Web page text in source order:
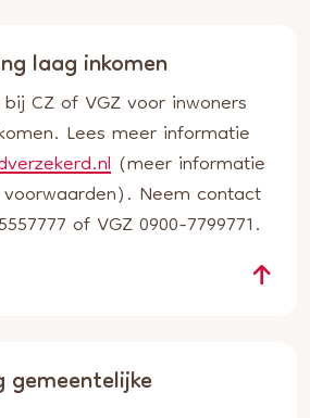
laag inkomen
CZ of VGZ voor inwoners
Lees meer informatie
(meer informatie
Neem contact
of VGZ 0900-7799771.
gemeentelijke